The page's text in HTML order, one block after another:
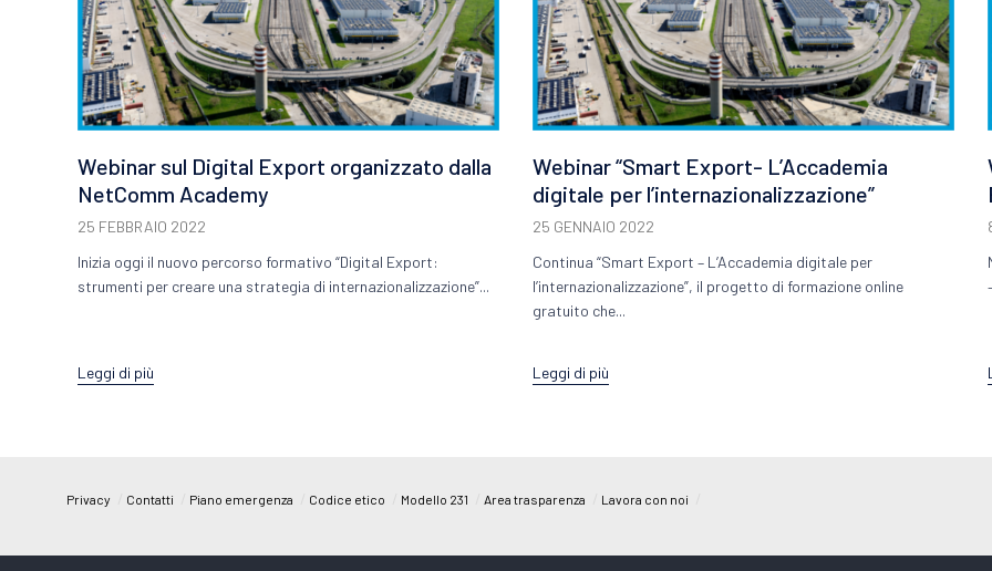
Webinar sul Digital Export organizzato dalla
NetComm Academy
25 FEBBRAIO 2022
Inizia oggi il nuovo percorso formativo “Digital Export:
strumenti per creare una strategia di internazionalizzazione”...
Leggi di più
Webinar “Smart Export- L’Accademia
digitale per l’internazionalizzazione”
25 GENNAIO 2022
Continua “Smart Export – L’Accademia digitale per
l’internazionalizzazione”, il progetto di formazione online
gratuito che...
Leggi di più
Privacy Contatti Piano emergenza Codice etico Modello 231 Area trasparenza Lavora con noi